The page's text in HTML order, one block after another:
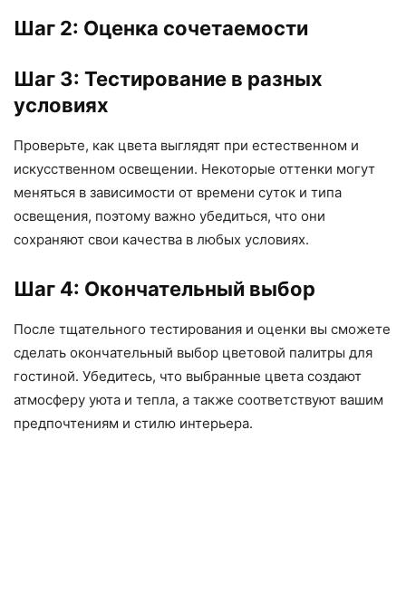
Шаг 2: Оценка сочетаемости
Шаг 3: Тестирование в разных
условиях
Проверьте, как цвета выглядят при естественном и
искусственном освещении. Некоторые оттенки могут
меняться в зависимости от времени суток и типа
освещения, поэтому важно убедиться, что они
сохраняют свои качества в любых условиях.
Шаг 4: Окончательный выбор
После тщательного тестирования и оценки вы сможете
сделать окончательный выбор цветовой палитры для
гостиной. Убедитесь, что выбранные цвета создают
атмосферу уюта и тепла, а также соответствуют вашим
предпочтениям и стилю интерьера.